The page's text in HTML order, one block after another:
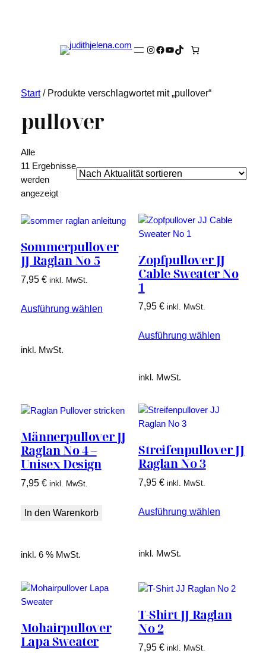
Instagram
Facebook
YouTube
TikTok
Start/ Produkte verschlagwortet mit „pullover“
pullover
Alle
11 Ergebnisse
werden
angezeigtNach
sortiert
Sommerpullover
JJ Raglan No 5
7,95 € inkl. MwSt.
Ausführung wählen
inkl. MwSt.
Zopfpullover JJ
Cable Sweater No
1
7,95€ inkl. MwSt.
Ausführung wählen
inkl. MwSt.
Männerpullover JJ
Raglan No 4 –
Unisex Design
7,95 € inkl. MwSt.
In den Warenkorb
inkl. 6 % MwSt.
Streifenpullover JJ
Raglan No 3
7,95€ inkl. MwSt.
Ausführung wählen
inkl. MwSt.
Mohairpullover
Lapa Sweater
T-Shirt JJ Raglan
No 2
7,95€ inkl. MwSt.